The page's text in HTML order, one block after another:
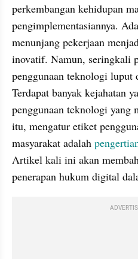
perkembangan kehidupan
pengimplementasiannya.
menunjang pekerjaan
inovatif. Namun, seringkali
penggunaan teknologi luput
Terdapat banyak kejahatan
penggunaan teknologi yang
itu, mengatur etiket
masyarakat adalah
Artikel kali ini akan
penerapan hukum digital